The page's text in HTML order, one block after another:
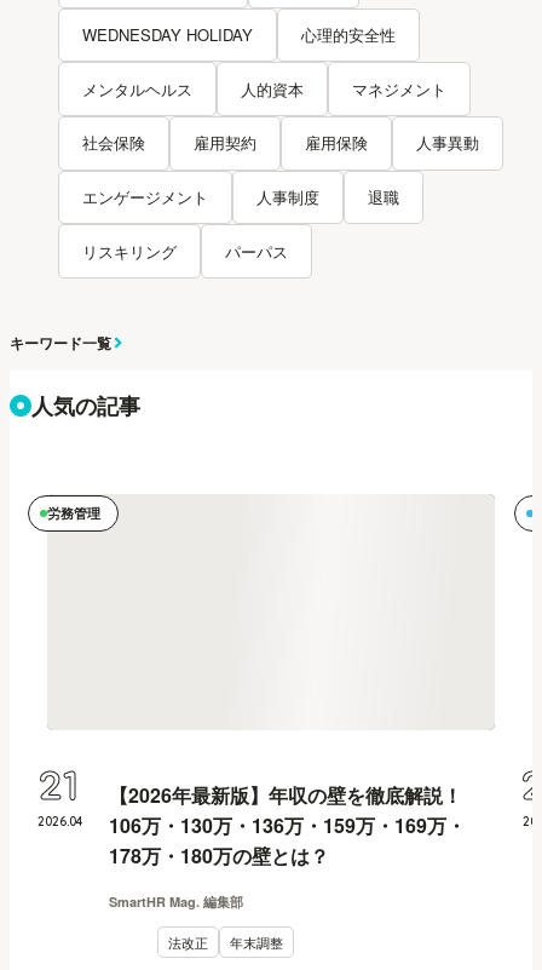
WEDNESDAY HOLIDAY 心理的安全性
メンタルヘルス 人的資本 マネジメント
社会保険 雇用契約 雇用保険 人事異動
エンゲージメント 人事制度 退職
リスキリング パーパス
キーワード一覧
人気の記事
労務管理
【2026年最新版】年収の壁を徹底解説！
106万・130万・136万・159万・169万・
178万・180万の壁とは？
SmartHR Mag. 編集部
法改正 年末調整
2026. 04
21